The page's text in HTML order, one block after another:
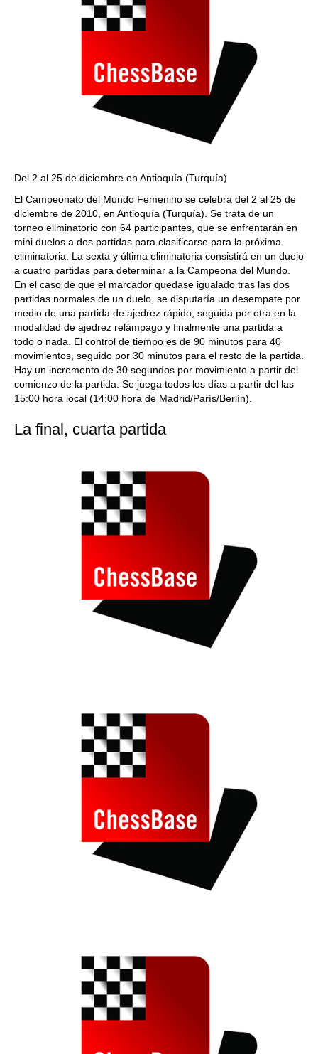
Del 2 al 25 de diciembre en Antioquía (Turquía)
El Campeonato del Mundo Femenino se celebra del 2 al 25 de
diciembre de 2010, en Antioquía (Turquía). Se trata de un
torneo eliminatorio con 64 participantes, que se enfrentarán en
mini duelos a dos partidas para clasificarse para la próxima
eliminatoria. La sexta y última eliminatoria consistirá en un duelo
a cuatro partidas para determinar a la Campeona del Mundo.
En el caso de que el marcador quedase igualado tras las dos
partidas normales de un duelo, se disputaría un desempate por
medio de una partida de ajedrez rápido, seguida por otra en la
modalidad de ajedrez relámpago y finalmente una partida a
todo o nada. El control de tiempo es de 90 minutos para 40
movimientos, seguido por 30 minutos para el resto de la partida.
Hay un incremento de 30 segundos por movimiento a partir del
comienzo de la partida. Se juega todos los días a partir del las
15:00 hora local (14:00 hora de Madrid/París/Berlín).
La final, cuarta partida